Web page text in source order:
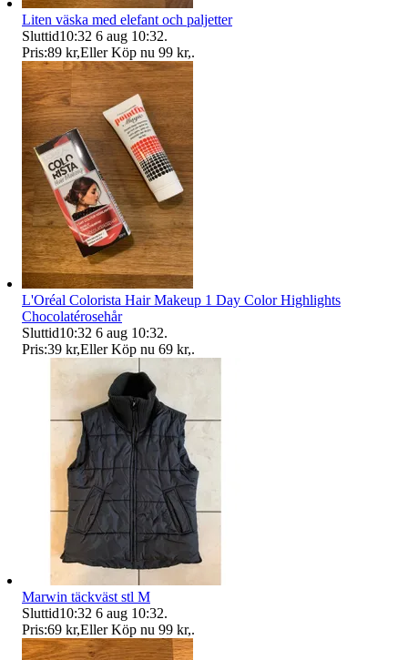
Liten väska med elefant och paljetter
Sluttid10:32 6 aug 10:32.
Pris:89 kr,Eller Köp nu 99 kr,.
L'Oréal Colorista Hair Makeup 1 Day Color Highlights
Chocolatérosehår
Sluttid10:32 6 aug 10:32.
Pris:39 kr,Eller Köp nu 69 kr,.
Marwin täckväst stl M
Sluttid10:32 6 aug 10:32.
Pris:69 kr,Eller Köp nu 99 kr,.